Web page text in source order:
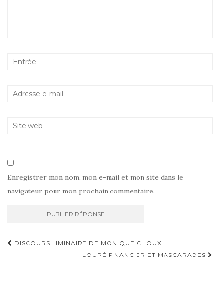
Enregistrer mon nom, mon e-mail et mon site dans le
navigateur pour mon prochain commentaire.
Navigation
DISCOURS LIMINAIRE DE MONIQUE CHOUX
LOUPÉ FINANCIER ET MASCARADES